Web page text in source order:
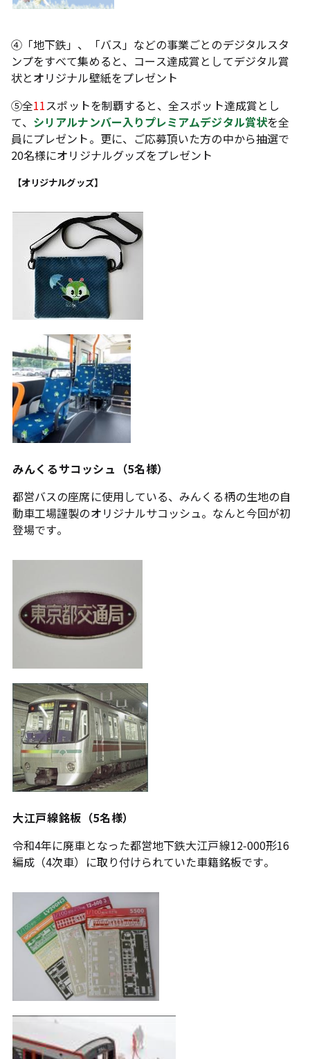
④「地下鉄」、「バス」などの事業ごとのデジタルスタ
ンプをすべて集めると、コース達成賞としてデジタル賞
状とオリジナル壁紙をプレゼント
⑤全11スポットを制覇すると、全スポット達成賞とし
て、 シリアルナンバー入りプレミアムデジタル賞状を全
員にプレゼント。更に、ご応募頂いた方の中から抽選で
20名様にオリジナルグッズをプレゼント
【オリジナルグッズ】
みんくるサコッシュ（5名様）
都営バスの座席に使用している、みんくる柄の生地の自
動車工場謹製のオリジナルサコッシュ。なんと今回が初
登場です。
大江戸線銘板（5名様）
令和4年に廃車となった都営地下鉄大江戸線12-000形16
編成（4次車）に取り付けられていた車籍銘板です。